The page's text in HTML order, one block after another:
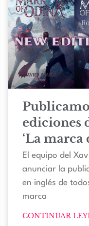
ediciones
‘La marca
El equipo del
anunciar la
en inglés de
marca
CONTINUAR